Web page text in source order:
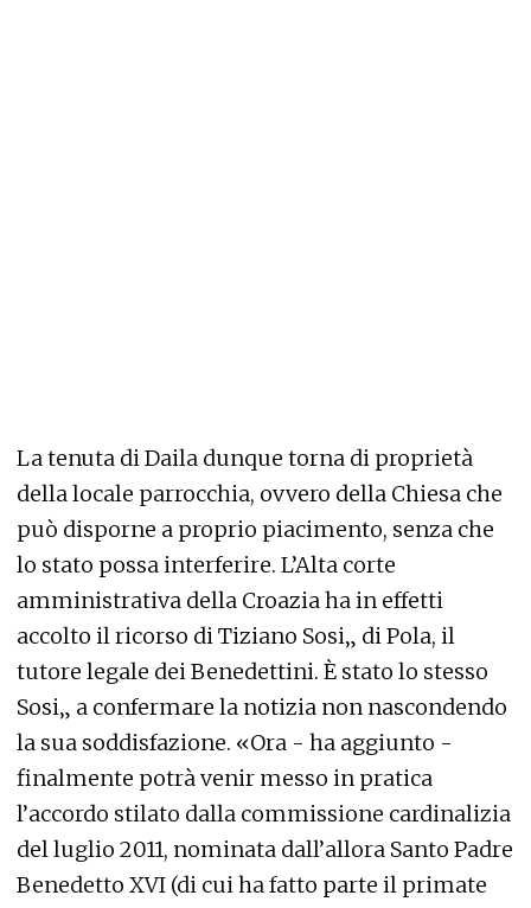
La tenuta di Daila dunque torna di proprietà
della locale parrocchia, ovvero della Chiesa che
può disporne a proprio piacimento, senza che
lo stato possa interferire. L’Alta corte
amministrativa della Croazia ha in effetti
accolto il ricorso di Tiziano Sosi„ di Pola, il
tutore legale dei Benedettini. È stato lo stesso
Sosi„ a confermare la notizia non nascondendo
la sua soddisfazione. «Ora - ha aggiunto -
finalmente potrà venir messo in pratica
l’accordo stilato dalla commissione cardinalizia
del luglio 2011, nominata dall’allora Santo Padre
Benedetto XVI (di cui ha fatto parte il primate